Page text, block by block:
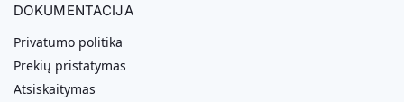
DOKUMENTACIJA
Privatumo politika
Prekių pristatymas
Atsiskaitymas